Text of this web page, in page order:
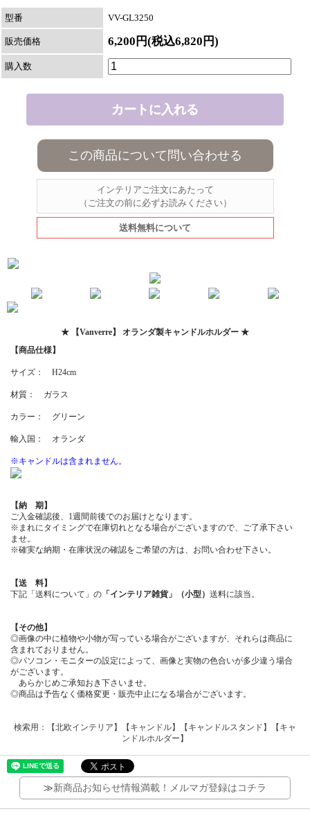
型番 VV-GL3250
販売価格 6,200円(税込6,820円)
購入数
この商品について問い合わせる
インテリアご注文にあたって
（ご注文の前に必ずお読みください）
送料無料について
★ 【Vanverre】 オランダ製キャンドルホルダー ★
【商品仕様】
サイズ： H24cm
材質： ガラス
カラー： グリーン
輸入国： オランダ
※キャンドルは含まれません。
【納 期】
ご入金確認後、1週間前後でのお届けとなります。
※まれにタイミングで在庫切れとなる場合がございますので、ご了承下さい
ませ。
※確実な納期・在庫状況の確認をご希望の方は、お問い合わせ下さい。
【送 料】
下記「送料について」の 「インテリア雑貨」（小型） 送料に該当。
【その他】
◎画像の中に植物や小物が写っている場合がございますが、それらは商品に
含まれておりません。
◎パソコン・モニターの設定によって、画像と実物の色合いが多少違う場合
がございます。
あらかじめご承知おき下さいませ。
◎商品は予告なく価格変更・販売中止になる場合がございます。
検索用：【北欧インテリア】【キャンドル】【キャンドルスタンド】【キャ
ンドルホルダー】
≫新商品お知らせ情報満載！メルマガ登録はコチラ